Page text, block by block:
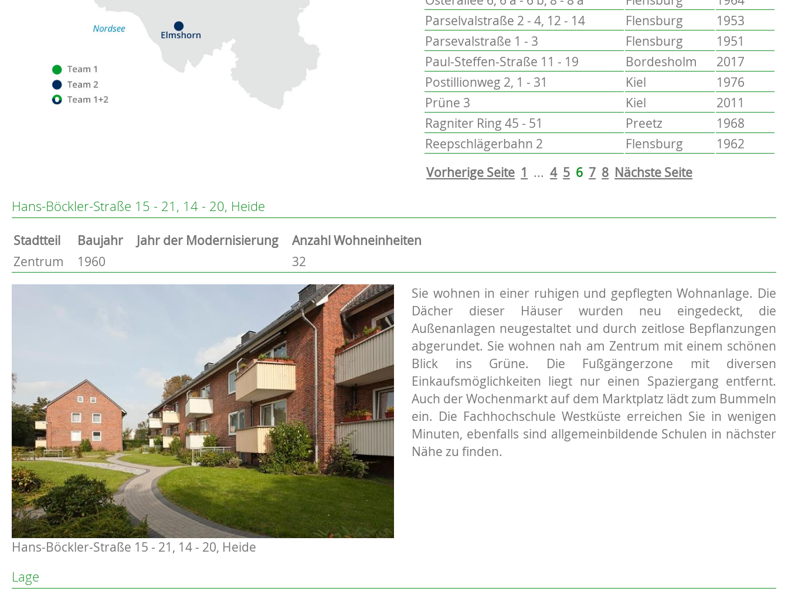
Heikendorf
Kronshagen
Kiel
Schwentinental
Preetz
Parselvalstraße 2 - 4, 12 - 14
Flensburg
1953
Parsevalstraße 1 - 3
Flensburg
1951
Paul-Steffen-Straße 11 - 19
Bordesholm
2017
Postillionweg 2, 1 - 31
Kiel
1976
Prüne 3
Kiel
2011
Ragniter Ring 45 - 51
Preetz
1968
Reepschlägerbahn 2
Flensburg
1962
Vorherige Seite 1 ... 4 5 6 7 8 Nächste Seite
Hans-Böckler-Straße 15 - 21, 14 - 20, Heide
Stammdaten
Basisdaten zur Immobilie
Stadtteil Baujahr Jahr der Modernisierung
Anzahl Wohneinheiten
Zentrum
1960 32
Hans-Böckler-Straße 15 - 21, 14 - 20, Heide
Sie wohnen in einer ruhigen und gepflegten Wohnanlage. Die
Dächer dieser Häuser wurden neu eingedeckt, die
Außenanlagen neugestaltet und durch zeitlose Bepflanzungen
abgerundet. Sie wohnen nah am Zentrum mit einem schönen
Blick ins Grüne. Die Fußgängerzone mit diversen
Einkaufsmöglichkeiten liegt nur einen Spaziergang entfernt.
Auch der Wochenmarkt auf dem Marktplatz lädt zum Bummeln
ein. Die Fachhochschule Westküste erreichen Sie in wenigen
Minuten, ebenfalls sind allgemeinbildende Schulen in nächster
Nähe zu finden.
Lage